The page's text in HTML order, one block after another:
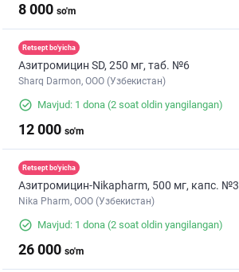
8 000 so'm
Retsept bo'yicha
Азитромицин SD, 250 мг, таб. №6
Sharq Darmon, OOO (Узбекистан)
Mavjud: 1 dona (2 soat oldin yangilangan)
12 000 so'm
Retsept bo'yicha
Азитромицин-Nikapharm, 500 мг, капс. №3
Nika Pharm, ООО (Узбекистан)
Mavjud: 1 dona (2 soat oldin yangilangan)
26 000 so'm